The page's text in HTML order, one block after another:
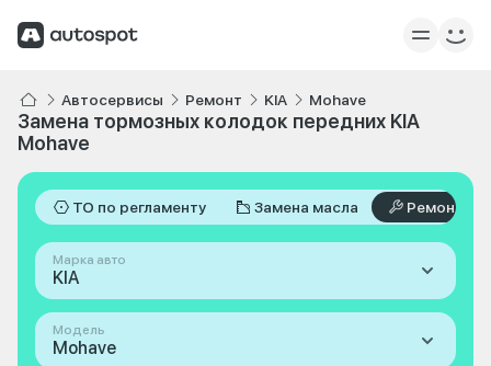
Автосервисы Ремонт KIA Mohave
Замена тормозных колодок передних KIA
Mohave
ТО по регламенту Замена масла Ремонт
Марка авто
KIA
Модель
Mohave